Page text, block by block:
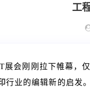
工
会刚刚拉下帷幕，仅
行业的编辑新的启发